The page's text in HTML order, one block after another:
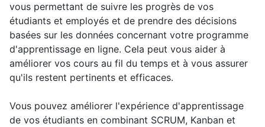
vous permettant de suivre les progrès de vos
étudiants et employés et de prendre des décisions
basées sur les données concernant votre programme
d'apprentissage en ligne. Cela peut vous aider à
améliorer vos cours au fil du temps et à vous assurer
qu'ils restent pertinents et efficaces.
Vous pouvez améliorer l'expérience d'apprentissage
de vos étudiants en combinant SCRUM, Kanban et